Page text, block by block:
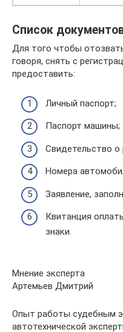
Список
Для того чтобы
говоря, снять с
предоставить:
Личный паспорт;
Паспорт машины;
Свидетельство о
Номера
Заявление,
Квитанция
знаки.
Мнение эксперта
Артемьев Дмитрий
Опыт работы судебным
автотехнической